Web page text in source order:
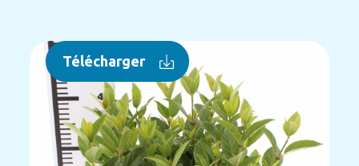
Télécharger